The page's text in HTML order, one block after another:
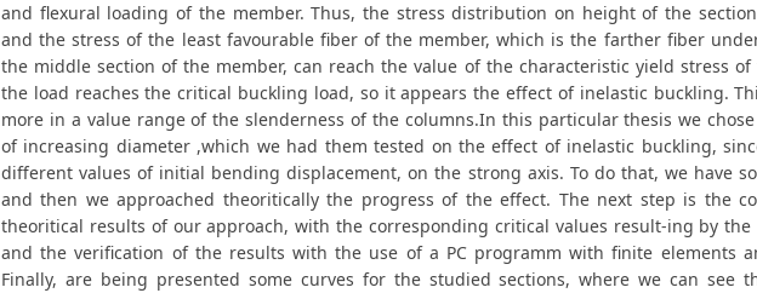
and flexural loading of the member. Thus, the stress distribution on height of the
and the stress of the least favourable fiber of the member, which is the farther fiber
the middle section of the member, can reach the value of the characteristic yield stress
the load reaches the critical buckling load, so it appears the effect of inelastic buckling.
more in a value range of the slenderness of the columns.In this particular thesis we
of increasing diameter ,which we had them tested on the effect of inelastic buckling,
different values of initial bending displacement, on the strong axis. To do that, we have
and then we approached theoritically the progress of the effect. The next step is the
theoritical results of our approach, with the corresponding critical values result-ing by the
and the verification of the results with the use of a PC programm with finite elements
Finally, are being presented some curves for the studied sections, where we can see